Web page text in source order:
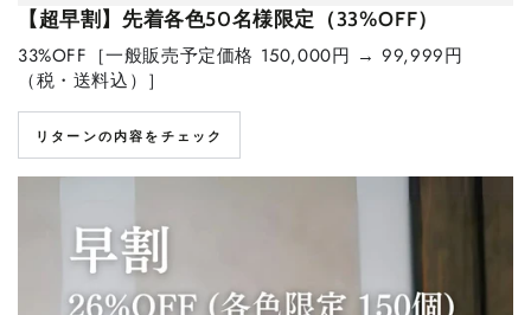
【超早割】先着各色50名様限定（33%OFF）
33%OFF［一般販売予定価格 150,000円 → 99,999円
（税・送料込）］
リターンの内容をチェック